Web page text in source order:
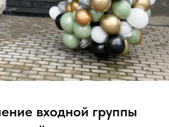
входной группы